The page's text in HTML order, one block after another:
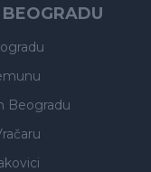
Beogradu